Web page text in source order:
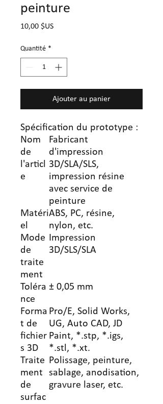
peinture
10,00 $USPrix
Quantité *
Ajouter au panier
Spécification du prototype :
Nom
de
l'articl
e
Fabricant
d'impression
3D/SLA/SLS,
impression résine
avec service de
peinture
Matéri
el
ABS, PC, résine,
nylon, etc.
Mode
de
traite
ment
Impression
3D/SLS/SLA
Toléra
nce
± 0,05 mm
Forma
t de
fichier
s 3D
Pro/E, Solid Works,
UG, Auto CAD, JD
Paint, *.stp, *.igs,
*.stl, *.xt.
Traite
ment
de
surfac
Polissage, peinture,
sablage, anodisation,
gravure laser, etc.